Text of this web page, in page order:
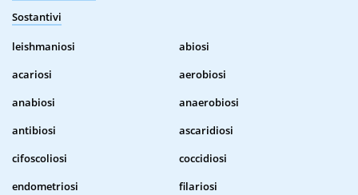
Sostantivi
leishmaniosi
abiosi
acariosi
aerobiosi
anabiosi
anaerobiosi
antibiosi
ascaridiosi
cifoscoliosi
coccidiosi
endometriosi
filariosi